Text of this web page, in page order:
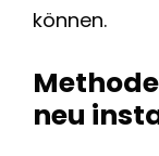
können.
neu